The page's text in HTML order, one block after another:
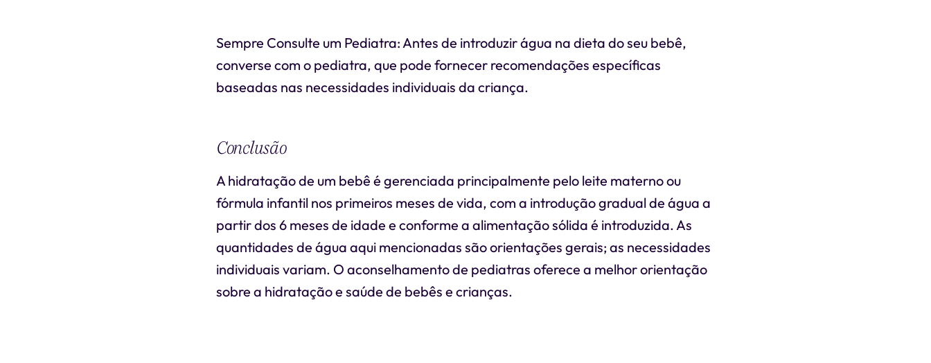
Sempre Consulte um Pediatra: Antes de introduzir água na dieta do seu bebê,
converse com o pediatra, que pode fornecer recomendações específicas
baseadas nas necessidades individuais da criança.
Conclusão
A hidratação de um bebê é gerenciada principalmente pelo leite materno ou
fórmula infantil nos primeiros meses de vida, com a introdução gradual de água a
partir dos 6 meses de idade e conforme a alimentação sólida é introduzida. As
quantidades de água aqui mencionadas são orientações gerais; as necessidades
individuais variam. O aconselhamento de pediatras oferece a melhor orientação
sobre a hidratação e saúde de bebês e crianças.